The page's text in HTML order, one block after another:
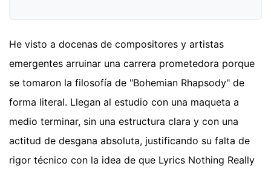
He visto a docenas de compositores y artistas
emergentes arruinar una carrera prometedora porque
se tomaron la filosofía de "Bohemian Rhapsody" de
forma literal. Llegan al estudio con una maqueta a
medio terminar, sin una estructura clara y con una
actitud de desgana absoluta, justificando su falta de
rigor técnico con la idea de que Lyrics Nothing Really